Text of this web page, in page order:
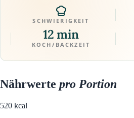
SCHWIERIGKEIT
12 min
KOCH/BACKZEIT
Nährwerte pro Portion
520 kcal